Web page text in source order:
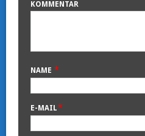
KOMMENTAR
NAME *
E-MAIL*